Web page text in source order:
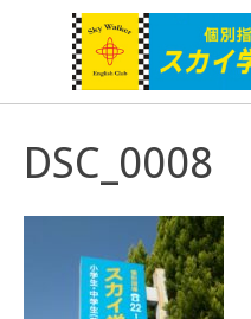
DSC_0008